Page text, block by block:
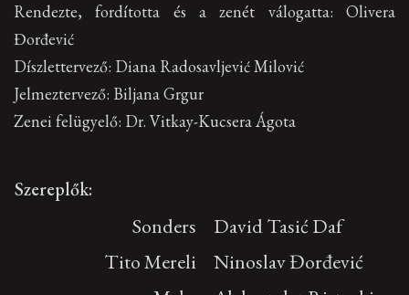
Rendezte, fordította és a zenét válogatta: Olivera
Đorđević
Díszlettervező: Diana Radosavljević Milović
Jelmeztervező: Biljana Grgur
Zenei felügyelő: Dr. Vitkay-Kucsera Ágota
Szereplők:
Sonders
David Tasić Daf
Tito Mereli
Ninoslav Đorđević